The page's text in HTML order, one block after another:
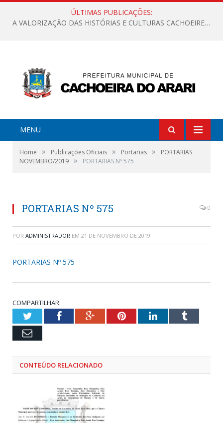
ÚLTIMAS PUBLICAÇÕES:
A VALORIZAÇÃO DAS HISTÓRIAS E CULTURAS CACHOEIRENSES
MENU
Home » Publicações Oficiais » Portarias »
PORTARIAS
NOVEMBRO/2019 » PORTARIAS Nº 575
PORTARIAS Nº 575 0
POR ADMINISTRADOR EM 21 DE NOVEMBRO DE 2019
PORTARIAS Nº 575
COMPARTILHAR:
TwitterFacebookGoogle+PinterestLinkedInTumblr
Email
CONTEÚDO RELACIONADO